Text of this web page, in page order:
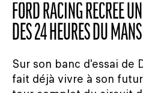
FORD RACING RECRÉE
DES 24 HEURES DU MANS
Sur son banc d'essai de
fait déjà vivre à son